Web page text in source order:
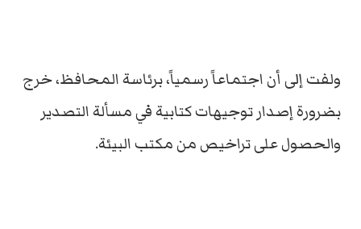
ولفت إلى أن اجتماعاً رسمياً، برئاسة المحافظ، خرج
بضرورة إصدار توجيهات كتابية في مسألة التصدير
والحصول على تراخيص من مكتب البيئة.